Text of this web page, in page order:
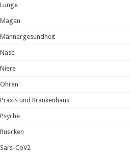
Lunge
Magen
Männergesundheit
Nase
Niere
Ohren
Praxis und Krankenhaus
Psyche
Ruecken
Sars-CoV2